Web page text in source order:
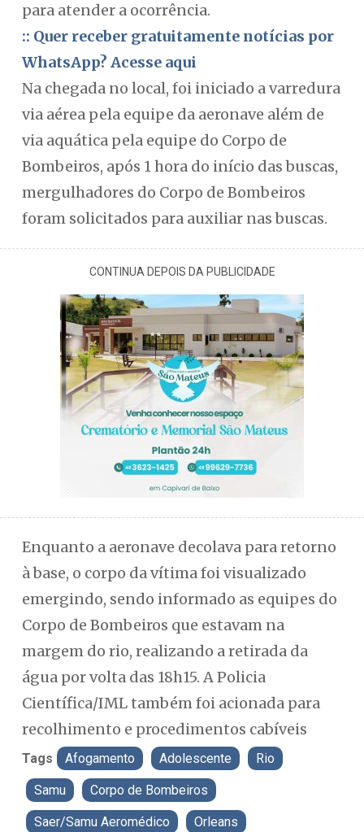
para atender a ocorrência.
:: Quer receber gratuitamente notícias por
WhatsApp? Acesse aqui
Na chegada no local, foi iniciado a varredura
via aérea pela equipe da aeronave além de
via aquática pela equipe do Corpo de
Bombeiros, após 1 hora do início das buscas,
mergulhadores do Corpo de Bombeiros
foram solicitados para auxiliar nas buscas.
CONTINUA DEPOIS DA PUBLICIDADE
Enquanto a aeronave decolava para retorno
à base, o corpo da vítima foi visualizado
emergindo, sendo informado as equipes do
Corpo de Bombeiros que estavam na
margem do rio, realizando a retirada da
água por volta das 18h15. A Policia
Científica/IML também foi acionada para
recolhimento e procedimentos cabíveis
Tags Afogamento Adolescente Rio
Samu Corpo de Bombeiros
Saer/Samu Aeromédico Orleans